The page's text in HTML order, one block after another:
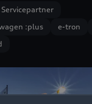
Servicepartner
:plus
e-tron